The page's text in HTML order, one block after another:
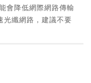
會降低網際網路傳輸
光纖網路，建議不要